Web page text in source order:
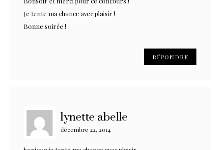
Je tente ma chance avec plaisir !
Bonne soirée !
RÉPONDRE
lynette abelle
décembre 22, 2014